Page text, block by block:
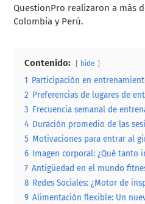
QuestionPro realizaron a más
Colombia y Perú.
Contenido: hide
1 Participación en
2 Preferencias de lugares de
3 Frecuencia semanal de
4 Duración promedio de las
5 Motivaciones para entrar al
6 Imagen corporal: ¿Qué tanto
7 Antigüedad en el mundo
8 Redes Sociales: ¿Motor de
9 Alimentación flexible: Un